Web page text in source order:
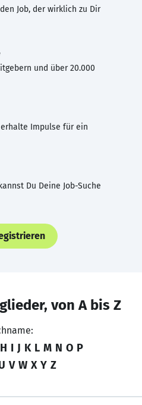
Job, der wirklich zu Dir
und über 20.000
Impulse für ein
Du Deine Job-Suche
von A bis Z
H I J K L M N O P
V W X Y Z